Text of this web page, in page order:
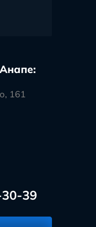
161
39